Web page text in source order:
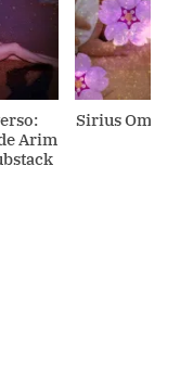
Arim
Sirius